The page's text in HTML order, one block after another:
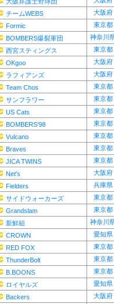
チームWEBS 大阪府
Formic 東京都
BOMBERS爆裂軍団 神奈川
西宮スティングス 東京都
OKgoo 大阪府
ラフィアンズ 大阪府
Team Chos 東京都
サンフラワー 東京都
US Cats 東京都
BOMBERS'98 東京都
Vulcano 東京都
Braves 東京都
JICA TWINS 東京都
Net's 大阪府
Fielders 兵庫県
サイドウォーカーズ 東京都
Grandslam 東京都
新鮮組 神奈川
CROWN 愛知県
RED FOX 東京都
ThunderBolt 東京都
B.BOONS 東京都
ロイヤルズ 愛知県
Backers 大阪府